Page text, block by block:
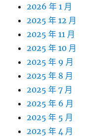
2026 年 1 月
2025 年 12 月
2025 年 11 月
2025 年 10 月
2025 年 9 月
2025 年 8 月
2025 年 7 月
2025 年 6 月
2025 年 5 月
2025 年 4 月